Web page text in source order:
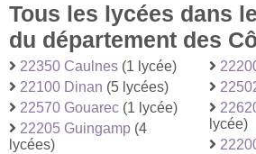
Tous les lycées dans
du département des
22350 Caulnes (1 lycée)
22100 Dinan (5 lycées)
22570 Gouarec (1 lycée)
22205 Guingamp (4
lycées)
lycée)